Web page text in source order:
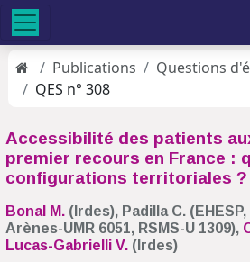
Publications
Questions
QES n° 308
Accessibilité des patients
premier recours en France :
configurations territoriales ?
Bonal M. (Irdes), Padilla C.
Arènes-UMR 6051, RSMS-U 1309),
Lucas-Gabrielli V. (Irdes)